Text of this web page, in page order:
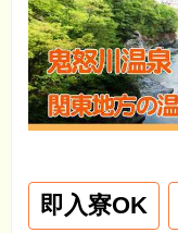
即入寮OK